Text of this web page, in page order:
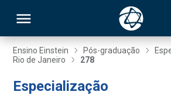
Ensino Einstein Pós-graduação
Rio de Janeiro
278
Especialização